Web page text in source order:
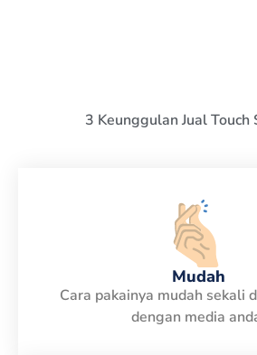
3 Keunggulan Jual Touch
Mudah
Cara pakainya mudah sekali
dengan media